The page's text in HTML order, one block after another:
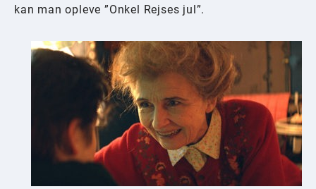
kan man opleve ”Onkel Rejses jul”.